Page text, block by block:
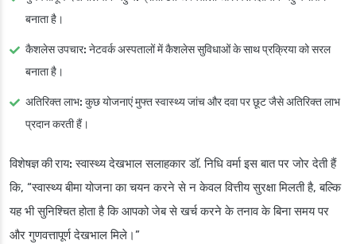
बनाता है।
कैशलेस उपचार: नेटवर्क अस्पतालों में कैशलेस सुविधाओं के साथ प्रक्रिया को सरल
बनाता है।
अतिरिक्त लाभ: कुछ योजनाएं मुफ्त स्वास्थ्य जांच और दवा पर छूट जैसे अतिरिक्त लाभ
प्रदान करती हैं।
विशेषज्ञ की राय: स्वास्थ्य देखभाल सलाहकार डॉ. निधि वर्मा इस बात पर जोर देती हैं
कि, “स्वास्थ्य बीमा योजना का चयन करने से न केवल वित्तीय सुरक्षा मिलती है, बल्कि
यह भी सुनिश्चित होता है कि आपको जेब से खर्च करने के तनाव के बिना समय पर
और गुणवत्तापूर्ण देखभाल मिले।”